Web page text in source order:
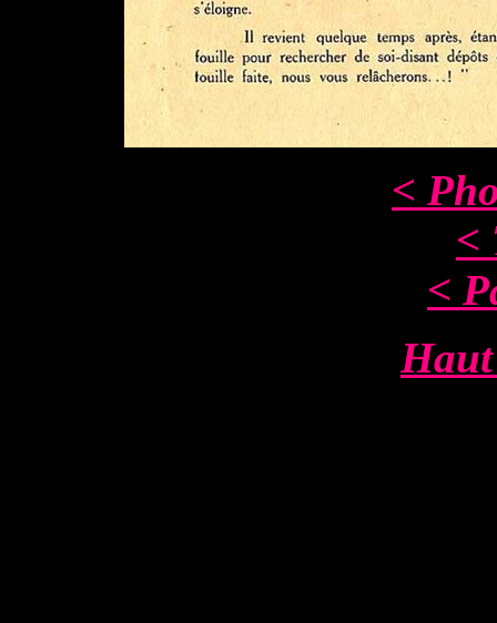
<
<
<
Haut